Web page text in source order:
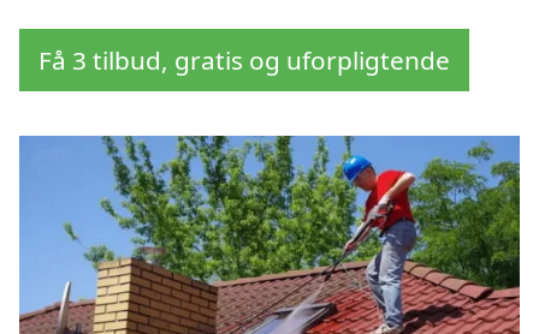
Få 3 tilbud, gratis og uforpligtende